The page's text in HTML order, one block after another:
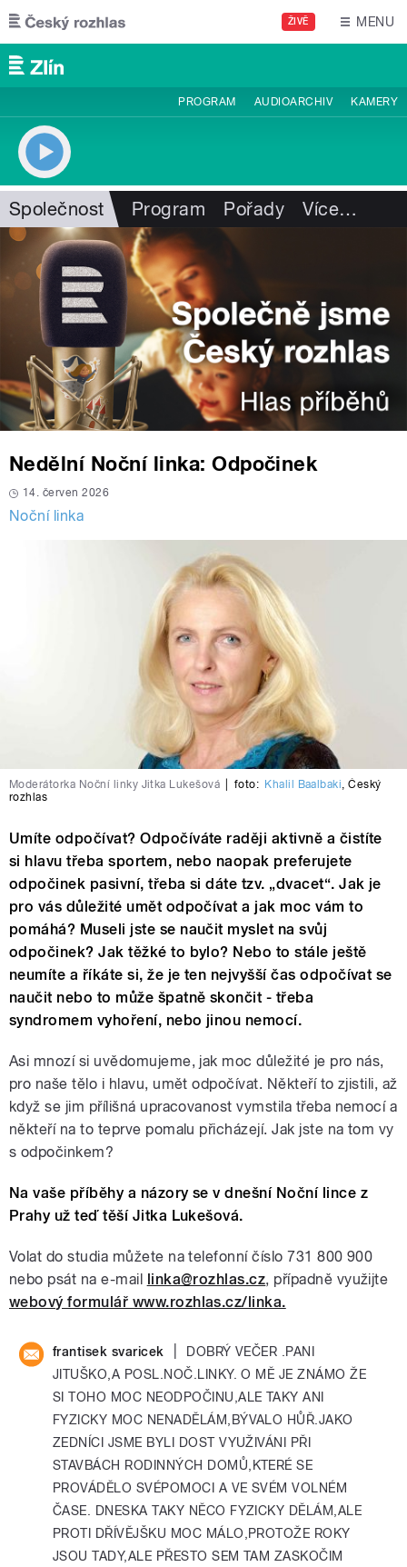
Přejít k hlavnímu obsahu
ŽIVĚ MENU
PROGRAM AUDIOARCHIV KAMERY
Společnost Program Pořady Více…
Nedělní Noční linka: Odpočinek
14. červen 2026
Noční linka
Moderátorka Noční linky Jitka Lukešová foto: Khalil Baalbaki,Český
rozhlas
Umíte odpočívat? Odpočíváte raději aktivně a čistíte
si hlavu třeba sportem, nebo naopak preferujete
odpočinek pasivní, třeba si dáte tzv. „dvacet“. Jak je
pro vás důležité umět odpočívat a jak moc vám to
pomáhá? Museli jste se naučit myslet na svůj
odpočinek? Jak těžké to bylo? Nebo to stále ještě
neumíte a říkáte si, že je ten nejvyšší čas odpočívat se
naučit nebo to může špatně skončit - třeba
syndromem vyhoření, nebo jinou nemocí.
Asi mnozí si uvědomujeme, jak moc důležité je pro nás,
pro naše tělo i hlavu, umět odpočívat. Někteří to zjistili, až
když se jim přílišná upracovanost vymstila třeba nemocí a
někteří na to teprve pomalu přicházejí. Jak jste na tom vy
s odpočinkem?
Na vaše příběhy a názory se v dnešní Noční lince z
Prahy už teď těší Jitka Lukešová.
Volat do studia můžete na telefonní číslo 731 800 900
nebo psát na e-mail linka@rozhlas.cz, případně využijte
webový formulář www.rozhlas.cz/linka.
frantisek svaricek
DOBRÝ VEČER .PANI
JITUŠKO,A POSL.NOČ.LINKY. O MĚ JE ZNÁMO ŽE
SI TOHO MOC NEODPOČINU,ALE TAKY ANI
FYZICKY MOC NENADĚLÁM,BÝVALO HŮŘ.JAKO
ZEDNÍCI JSME BYLI DOST VYUŽIVÁNI PŘI
STAVBÁCH RODINNÝCH DOMŮ,KTERÉ SE
PROVÁDĚLO SVÉPOMOCI A VE SVÉM VOLNÉM
ČASE. DNESKA TAKY NĚCO FYZICKY DĚLÁM,ALE
PROTI DŘÍVĚJŠKU MOC MÁLO,PROTOŽE ROKY
JSOU TADY,ALE PŘESTO SEM TAM ZASKOČIM